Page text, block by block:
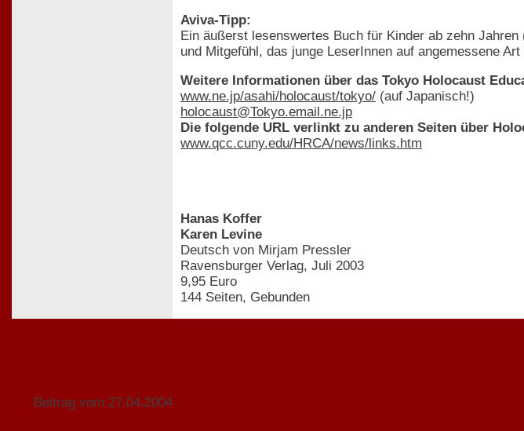
Aviva-Tipp:
Ein äußerst lesenswertes Buch für Kinder ab zehn
und Mitgefühl, das junge LeserInnen auf angemessene
Weitere Informationen über das Tokyo Holocaust
www.ne.jp/asahi/holocaust/tokyo/ (auf Japanisch!)
holocaust@Tokyo.email.ne.jp
Die folgende URL verlinkt zu anderen Seiten über
www.qcc.cuny.edu/HRCA/news/links.htm
Hanas Koffer
Karen Levine
Deutsch von Mirjam Pressler
Ravensburger Verlag, Juli 2003
9,95 Euro
144 Seiten, Gebunden
Beitrag vom 27.04.2004